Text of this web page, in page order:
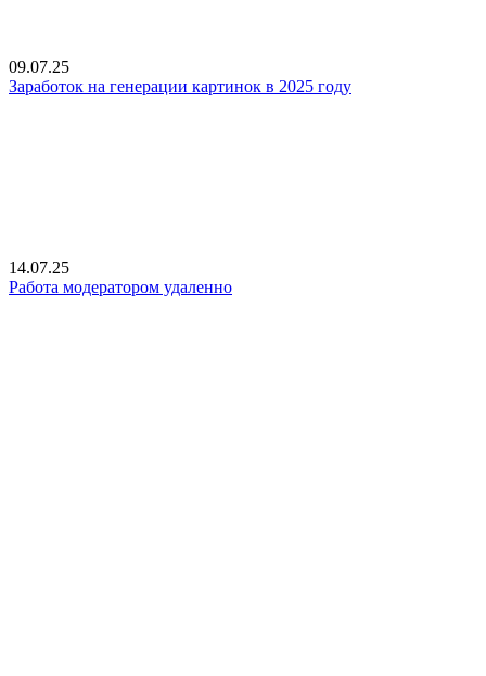
09.07.25
Заработок на генерации картинок в 2025 году
14.07.25
Работа модератором удаленно